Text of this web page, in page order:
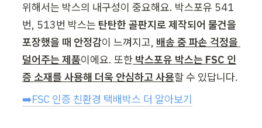
위해서는 박스의 내구성이 중요해요. 박스포유 541
번, 513번 박스는 탄탄한 골판지로 제작되어 물건을
포장했을 때 안정감이 느껴지고, 배송 중 파손 걱정을
덜어주는 제품이에요. 또한 박스포유 박스는 FSC 인
증 소재를 사용해 더욱 안심하고 사용
➡️FSC 인증 친환경 택배박스 더 알아보기